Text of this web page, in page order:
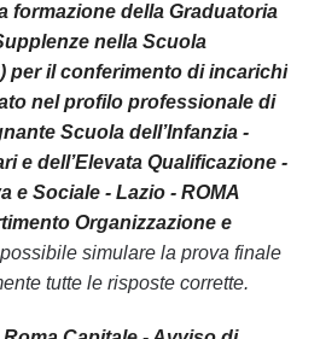
formazione della Graduatoria
nella Scuola
per il conferimento di incarichi
nel profilo professionale di
Scuola dell’Infanzia -
e dell’Elevata Qualificazione -
e Sociale - Lazio - ROMA
Organizzazione e
simulare la prova finale
tutte le risposte corrette.